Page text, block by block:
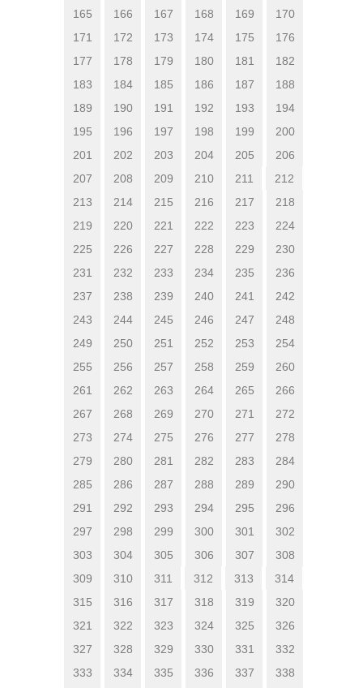
165
166 167 168 169
170
171
172 173 174 175
176
177
178 179 180 181
182
183
184 185 186 187
188
189
190 191 192 193
194
195
196 197 198 199
200
201
202 203 204 205
206
207
208 209 210 211
212
213
214 215 216 217
218
219
220 221 222 223
224
225
226 227 228 229
230
231
232 233 234 235
236
237
238 239 240 241
242
243
244 245 246 247
248
249
250 251 252 253
254
255
256 257 258 259
260
261
262 263 264 265
266
267
268 269 270 271
272
273
274 275 276 277
278
279
280 281 282 283
284
285
286 287 288 289
290
291
292 293 294 295
296
297
298 299 300 301
302
303
304 305 306 307
308
309
310 311 312 313
314
315
316 317 318 319
320
321
322 323 324 325
326
327
328 329 330 331
332
333
334 335 336 337 338